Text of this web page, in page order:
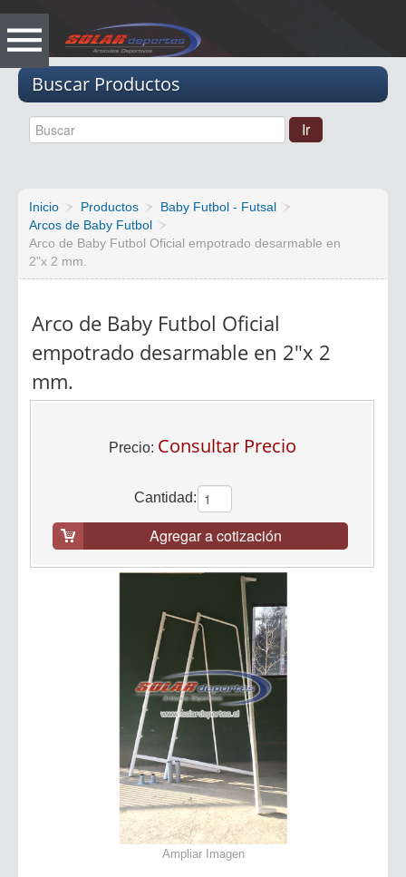
Buscar Productos
Inicio Productos
Baby Futbol - Futsal
Arcos de Baby Futbol
Arco de Baby Futbol Oficial empotrado desarmable en
2"x 2 mm.
Arco de Baby Futbol Oficial
empotrado desarmable en 2"x 2
mm.
Precio: Consultar Precio
Cantidad:
Agregar a cotización
Ampliar Imagen